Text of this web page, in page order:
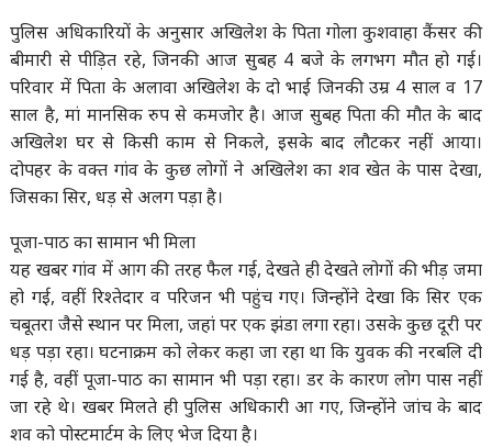
पुलिस अधिकारियों के अनुसार अखिलेश के पिता गोला कुशवाहा कैंसर की
बीमारी से पीड़ित रहे, जिनकी आज सुबह 4 बजे के लगभग मौत हो गई।
परिवार में पिता के अलावा अखिलेश के दो भाई जिनकी उम्र 4 साल व 17
साल है, मां मानसिक रुप से कमजोर है। आज सुबह पिता की मौत के बाद
अखिलेश घर से किसी काम से निकले, इसके बाद लौटकर नहीं आया।
दोपहर के वक्त गांव के कुछ लोगों ने अखिलेश का शव खेत के पास देखा,
जिसका सिर, धड़ से अलग पड़ा है।
पूजा-पाठ का सामान भी मिला
यह खबर गांव में आग की तरह फैल गई, देखते ही देखते लोगों की भीड़ जमा
हो गई, वहीं रिश्तेदार व परिजन भी पहुंच गए। जिन्होंने देखा कि सिर एक
चबूतरा जैसे स्थान पर मिला, जहां पर एक झंडा लगा रहा। उसके कुछ दूरी पर
धड़ पड़ा रहा। घटनाक्रम को लेकर कहा जा रहा था कि युवक की नरबलि दी
गई है, वहीं पूजा-पाठ का सामान भी पड़ा रहा। डर के कारण लोग पास नहीं
जा रहे थे। खबर मिलते ही पुलिस अधिकारी आ गए, जिन्होंने जांच के बाद
शव को पोस्टमार्टम के लिए भेज दिया है।